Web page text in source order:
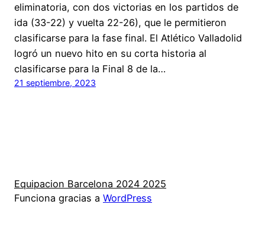
eliminatoria, con dos victorias en los partidos de
ida (33-22) y vuelta 22-26), que le permitieron
clasificarse para la fase final. El Atlético Valladolid
logró un nuevo hito en su corta historia al
clasificarse para la Final 8 de la…
21 septiembre, 2023
Equipacion Barcelona 2024 2025
Funciona gracias a WordPress